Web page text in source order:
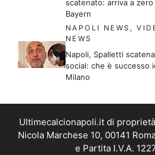
scatenato: arriva a zero
Bayern
NAPOLI NEWS ,
NEWS
Napoli, Spalletti
social: che è successo
Milano
Ultimecalcionapoli.it di
Nicola Marchese 10, 00141
e Partita I.V.A.